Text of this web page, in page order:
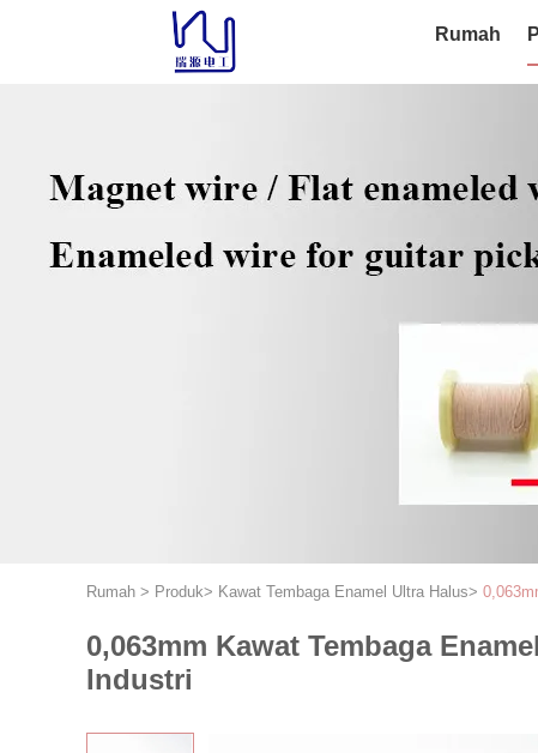
Rumah
Rumah > Produk> Kawat Tembaga Enamel Ultra Halus>
0,063mm Kawat Tembaga
Industri